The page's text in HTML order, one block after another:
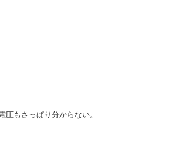
圧もさっぱり分からない。